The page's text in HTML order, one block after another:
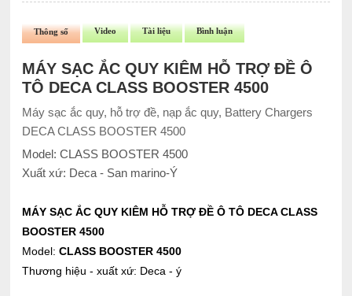
Thông số Video Tài liệu Bình luận
MÁY SẠC ẮC QUY KIÊM HỖ TRỢ ĐỀ Ô
TÔ DECA CLASS BOOSTER 4500
Máy sạc ắc quy, hỗ trợ đề, nạp ắc quy, Battery Chargers
DECA CLASS BOOSTER 4500
Model: CLASS BOOSTER 4500
Xuất xứ: Deca - San marino-Ý
MÁY SẠC ẮC QUY KIÊM HỖ TRỢ ĐỀ Ô TÔ DECA CLASS
BOOSTER 4500
Model:CLASS BOOSTER 4500
Thương hiệu - xuất xứ: Deca - ý